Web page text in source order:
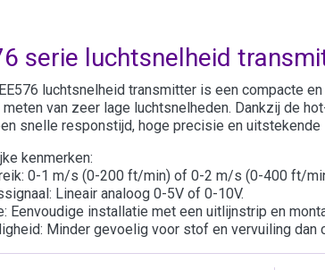
serie luchtsnelheid
EE576 luchtsnelheid transmitter is een compacte
van zeer lage luchtsnelheden. Dankzij de
snelle responstijd, hoge precisie en
kenmerken:
0-1 m/s (0-200 ft/min) of 0-2 m/s (0-400 ft/
Lineair analoog 0-5V of 0-10V.
Eenvoudige installatie met een uitlijnstrip en
Minder gevoelig voor stof en vervuiling dan